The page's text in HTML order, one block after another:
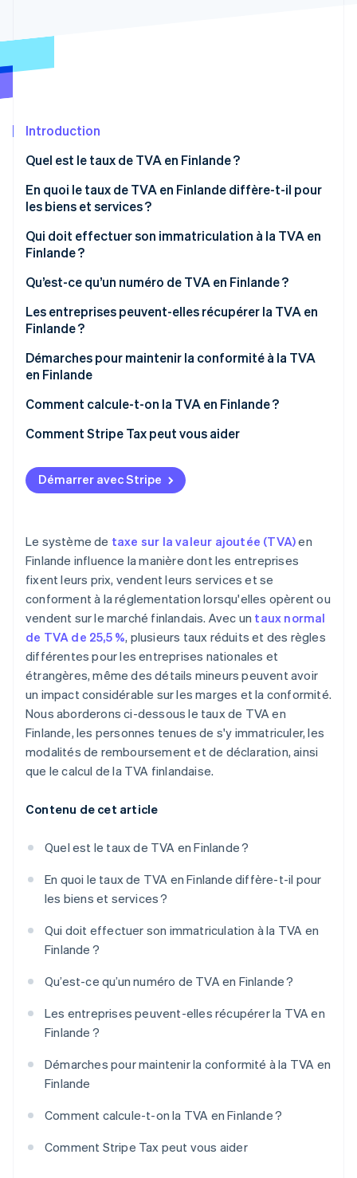
Radar
Atlas
Élimination du carbone
Vérification de l'identité
Stripe Sessions 2026
Regarder la vidéo
Introduction
Quel est le taux de TVA en Finlande ?
En quoi le taux de TVA en Finlande diffère-t-il pour
les biens et services ?
Taux de TVA standard (25,5 %)
Taux réduit (10 %)
Taux zéro (0 %)
Fournitures exonérées de TVA
Qui doit effectuer son immatriculation à la TVA en
Finlande ?
Qu’est-ce qu’un numéro de TVA en Finlande ?
Les entreprises peuvent-elles récupérer la TVA en
Finlande ?
Démarches pour maintenir la conformité à la TVA
en Finlande
Comment calcule-t-on la TVA en Finlande ?
Comment Stripe Tax peut vous aider
Démarrer avec Stripe
Le système de taxe sur la valeur ajoutée (TVA)en
Finlande influence la manière dont les entreprises
fixent leurs prix, vendent leurs services et se
conforment à la réglementation lorsqu'elles opèrent ou
vendent sur le marché finlandais. Avec un taux normal
de TVA de 25,5 %, plusieurs taux réduits et des règles
différentes pour les entreprises nationales et
étrangères, même des détails mineurs peuvent avoir
un impact considérable sur les marges et la conformité.
Nous aborderons ci-dessous le taux de TVA en
Finlande, les personnes tenues de s'y immatriculer, les
modalités de remboursement et de déclaration, ainsi
que le calcul de la TVA finlandaise.
Contenu de cet article
Quel est le taux de TVA en Finlande ?
En quoi le taux de TVA en Finlande diffère-t-il pour
les biens et services ?
Qui doit effectuer son immatriculation à la TVA en
Finlande ?
Qu’est-ce qu’un numéro de TVA en Finlande ?
Les entreprises peuvent-elles récupérer la TVA en
Finlande ?
Démarches pour maintenir la conformité à la TVA en
Finlande
Comment calcule-t-on la TVA en Finlande ?
Comment Stripe Tax peut vous aider